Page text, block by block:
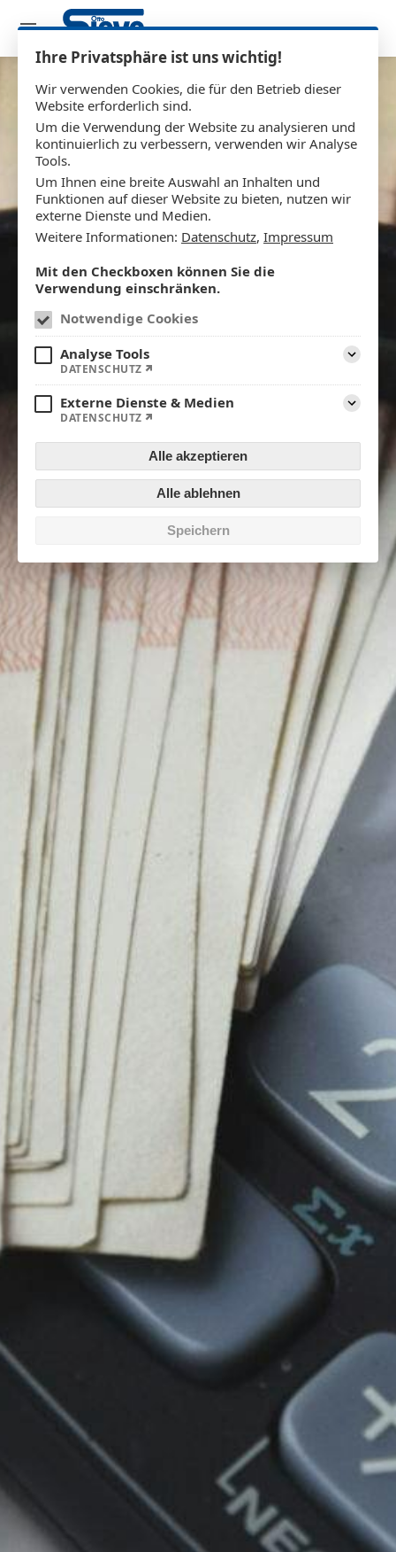
Ihre Privatsphäre ist uns wichtig!
Wir verwenden Cookies, die für den Betrieb dieser
Website erforderlich sind.
Um die Verwendung der Website zu analysieren und
kontinuierlich zu verbessern, verwenden wir Analyse
Tools.
Um Ihnen eine breite Auswahl an Inhalten und
Funktionen auf dieser Website zu bieten, nutzen wir
externe Dienste und Medien.
Weitere Informationen: Datenschutz, Impressum
Mit den Checkboxen können Sie die
Verwendung einschränken.
Notwendige Cookies
Analyse Tools
DATENSCHUTZ
Externe Dienste & Medien
DATENSCHUTZ
Alle akzeptieren
Alle ablehnen
Speichern